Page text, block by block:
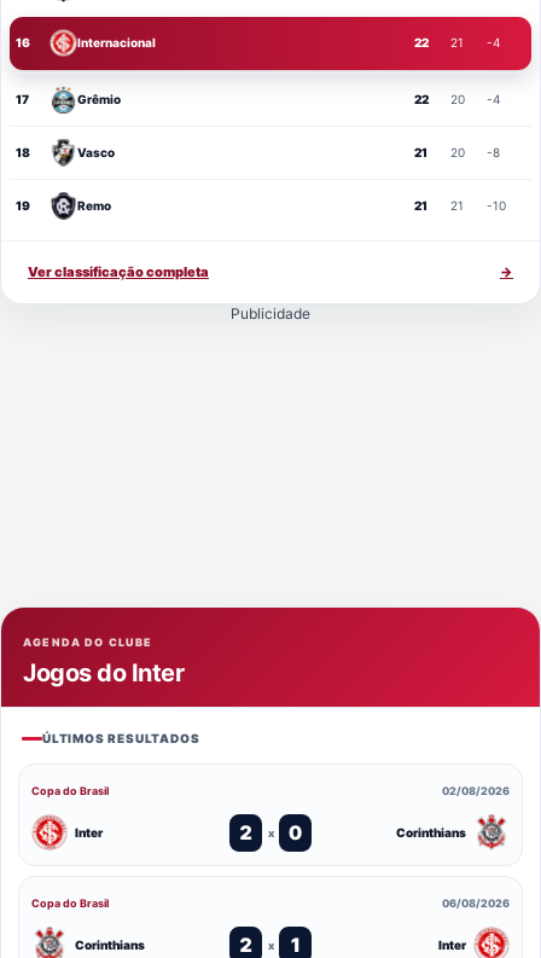
16 Internacional 22 21 -4
17 Grêmio 22 20 -4
18 Vasco 21 20 -8
19 Remo 21 21 -10
Ver classificação completa →
Publicidade
AGENDA DO CLUBE
Jogos do Inter
ÚLTIMOS RESULTADOS
Copa do Brasil 02/08/2026
Inter 2 x 0 Corinthians
Copa do Brasil 06/08/2026
Corinthians 2 x 1 Inter